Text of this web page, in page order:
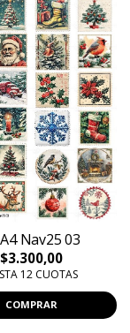
Nav25 03
$3.300,00
12 CUOTAS
COMPRAR